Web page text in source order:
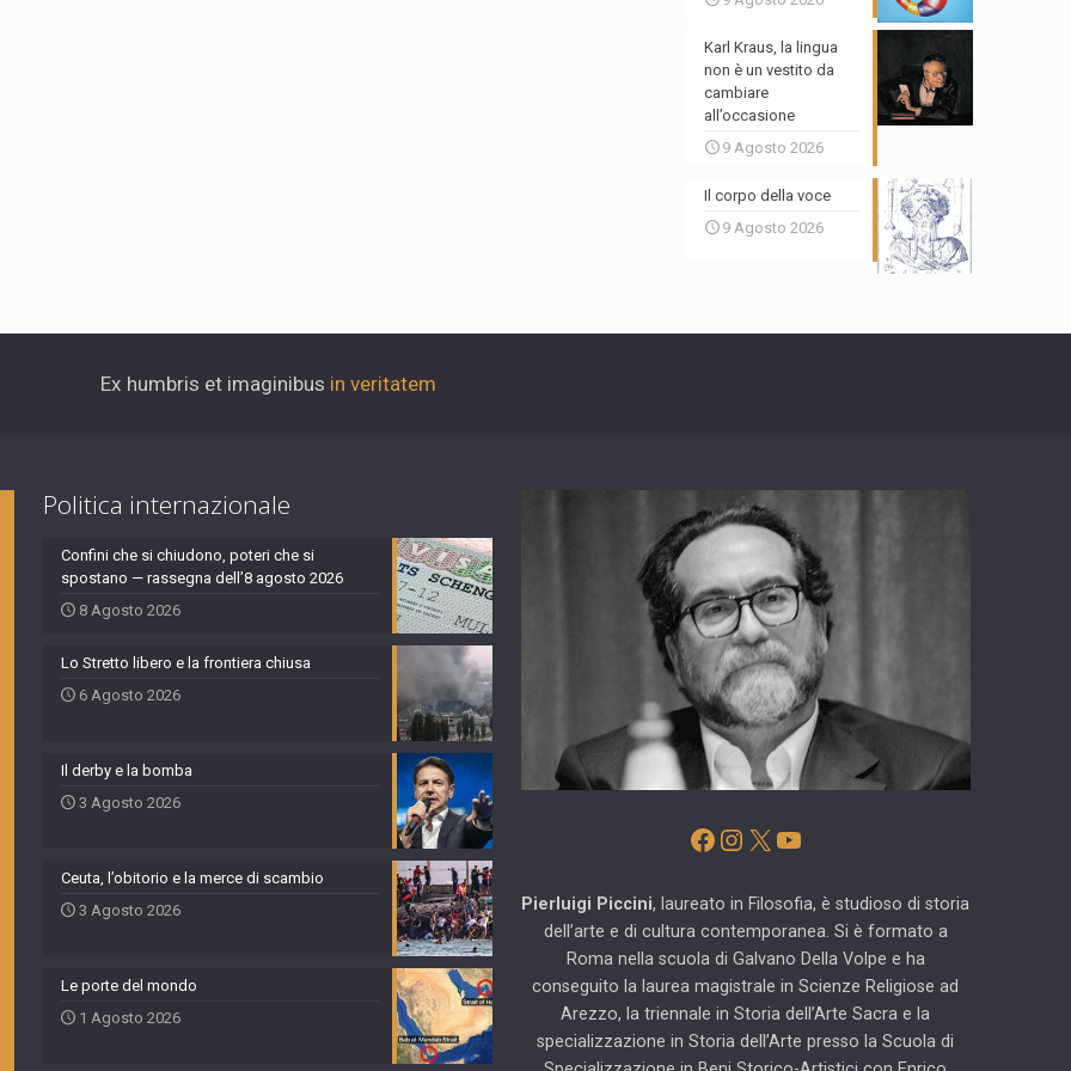
Karl Kraus, la lingua
non è un vestito da
cambiare
all’occasione
9 Agosto 2026
Il corpo della voce
9 Agosto 2026
Ex humbris et imaginibus in veritatem
Politica internazionale
Confini che si chiudono, poteri che si
spostano — rassegna dell’8 agosto 2026
8 Agosto 2026
Lo Stretto libero e la frontiera chiusa
6 Agosto 2026
Il derby e la bomba
3 Agosto 2026
Ceuta, l’obitorio e la merce di scambio
3 Agosto 2026
Le porte del mondo
1 Agosto 2026
Facebook
Instagram
X YouTube
Pierluigi Piccini, laureato in Filosofia, è studioso di storia
dell’arte e di cultura contemporanea. Si è formato a
Roma nella scuola di Galvano Della Volpe e ha
conseguito la laurea magistrale in Scienze Religiose ad
Arezzo, la triennale in Storia dell’Arte Sacra e la
specializzazione in Storia dell’Arte presso la Scuola di